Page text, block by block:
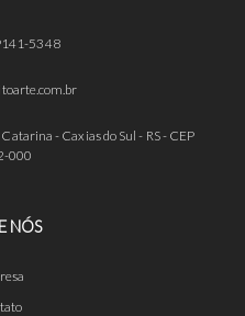
5348
- Caxias do Sul - RS - CEP
000
NÓS